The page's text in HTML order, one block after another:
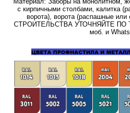
с кирпичными столбами, калитка
ворота), ворота (распашные
СТРОИТЕЛЬСТВА УТОЧНЯЙТЕ ПО
моб. и